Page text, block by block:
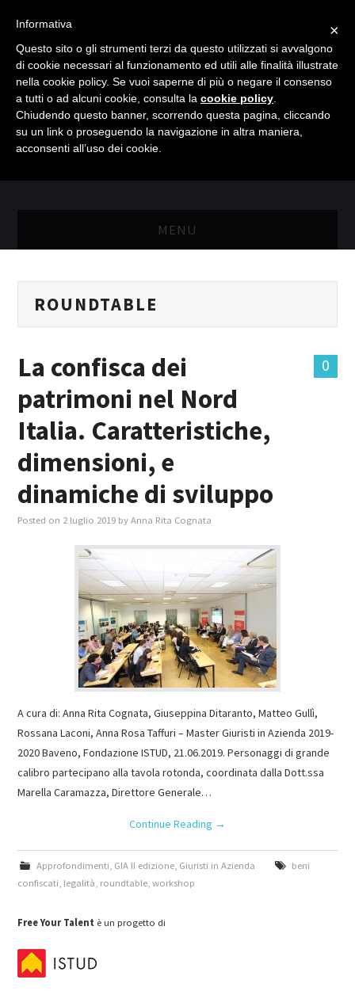
MENU
MASTER MARKETING & RETAIL
MASTER IN FOOD & BEVERAGE
GIURISTI IN AZIENDA
TUTTI
ROUNDTABLE
0
La confisca dei
patrimoni nel Nord
Italia. Caratteristiche,
dimensioni, e
dinamiche di sviluppo
Posted on 2 luglio 2019 byAnna Rita Cognata
A cura di: Anna Rita Cognata, Giuseppina Ditaranto, Matteo Gullì,
Rossana Laconi, Anna Rosa Taffuri – Master Giuristi in Azienda 2019-
2020 Baveno, Fondazione ISTUD, 21.06.2019. Personaggi di grande
calibro partecipano alla tavola rotonda, coordinata dalla Dott.ssa
Marella Caramazza, Direttore Generale…
Continue Reading →
Approfondimenti GIA II edizione, Giuristi in Azienda
beni
confiscati legalità roundtable ,workshop
Free Your Talent è un progetto di
×
Informativa
Questo sito o gli strumenti terzi da questo utilizzati si avvalgono
di cookie necessari al funzionamento ed utili alle finalità illustrate
nella cookie policy. Se vuoi saperne di più o negare il consenso
a tutti o ad alcuni cookie, consulta la cookie policy
Chiudendo questo banner, scorrendo questa pagina, cliccando
su un link o proseguendo la navigazione in altra maniera,
acconsenti all’uso dei cookie.